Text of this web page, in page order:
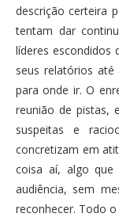
descrição certeira
tentam dar
líderes escondidos
seus relatórios
para onde ir. O
reunião de pistas,
suspeitas e
concretizam em
coisa aí, algo
audiência, sem
reconhecer. Todo